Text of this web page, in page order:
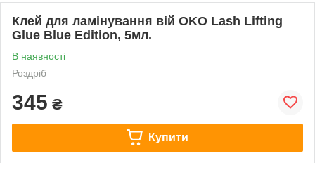
Клей для ламінування вій OKO Lash Lifting
Glue Blue Edition, 5мл.
В наявності
Роздріб
345 ₴
Купити